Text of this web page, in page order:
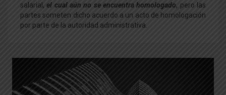
salarial,el cual aún no se encuentra homologado, pero las
partes someten dicho acuerdo a un acto de homologación
por parte de la autoridad administrativa.